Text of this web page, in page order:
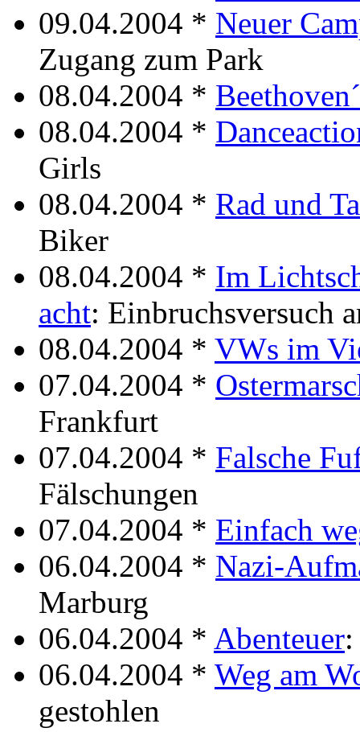
09.04.2004 * Neuer
Zugang zum Park
08.04.2004 *
08.04.2004 *
Girls
08.04.2004 * Rad und
Biker
08.04.2004 * Im
acht: Einbruchsversuch
08.04.2004 * VWs im
07.04.2004 *
Frankfurt
07.04.2004 * Falsche
Fälschungen
07.04.2004 * Einfach
06.04.2004 * Nazi-
Marburg
06.04.2004 * Abenteuer
06.04.2004 * Weg am
gestohlen